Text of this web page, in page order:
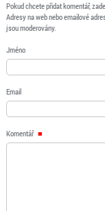
Pokud chcete přidat komentář,
Adresy na web nebo emailové
jsou moderovány.
Jméno
Email
Komentář